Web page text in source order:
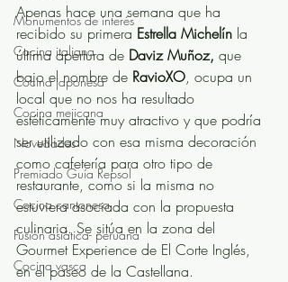
Monumentos de interés
Cocina italiana
Cocina japonesa
Cocina mejicana
Novedades
Premiado Guía Repsol
Cocina cantonesa
Fusión asiática- peruana
Cocina vasca
Apenas hace una semana que ha
recibido su primera Estrella Michelín la
última apertura de Daviz Muñoz, que
bajo el nombre de RavioXO, ocupa un
local que no nos ha resultado
estéticamente muy atractivo y que podría
ser utilizado con esa misma decoración
como cafetería para otro tipo de
restaurante, como si la misma no
estuviera asociada con la propuesta
culinaria. Se sitúa en la zona del
Gourmet Experience de El Corte Inglés,
en el paseo de la Castellana.